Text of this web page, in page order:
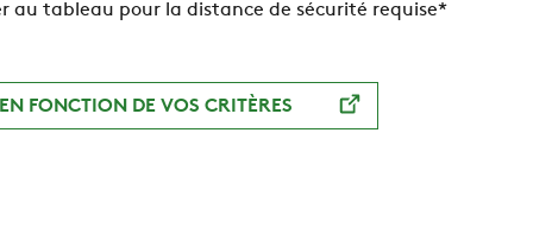
au tableau pour la distance de sécurité requise*
FONCTION DE VOS CRITÈRES